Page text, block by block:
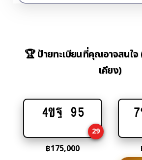
🏆 ป้ายทะเบียนที่คุณอาจสนใจ
เคียง)
Add
cart
4ขฐ 95
29
฿175,000